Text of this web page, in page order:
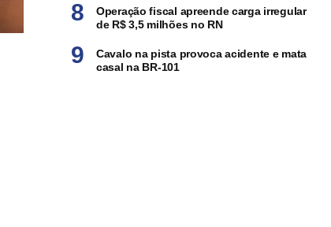
Operação fiscal apreende carga irregular
de R$ 3,5 milhões no RN
Cavalo na pista provoca acidente e mata
casal na BR-101